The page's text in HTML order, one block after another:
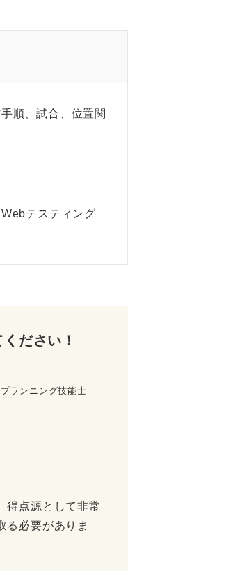
順、試合、位置関
テスティング
ださい！
ランニング技能士
得点源として非常
る必要がありま